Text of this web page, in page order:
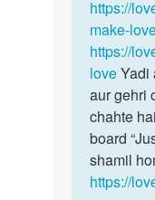
https://
make-
https://
loveYadi
aur gehri
chahte
board
shamil
https://